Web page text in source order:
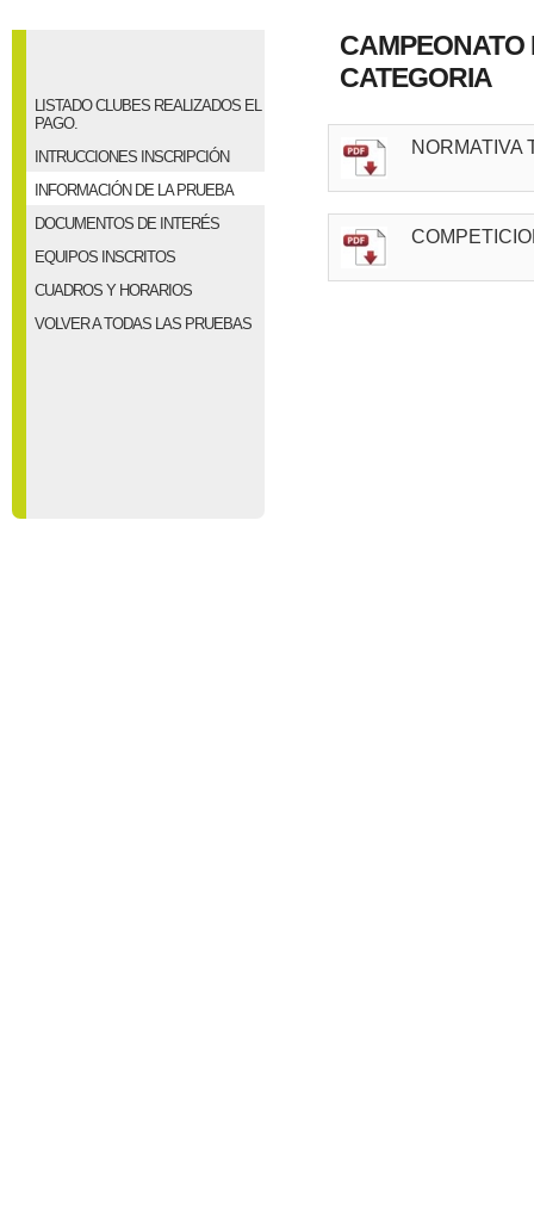
LISTADO CLUBES REALIZADOS EL
PAGO.
INTRUCCIONES INSCRIPCIÓN
INFORMACIÓN DE LA PRUEBA
DOCUMENTOS DE INTERÉS
EQUIPOS INSCRITOS
CUADROS Y HORARIOS
VOLVER A TODAS LAS PRUEBAS
CAMPEONATO
CATEGORIA
NORMATIVA